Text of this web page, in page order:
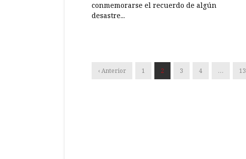
conmemorarse el recuerdo de algún
desastre...
‹ Anterior 1 2 3 4 … 13